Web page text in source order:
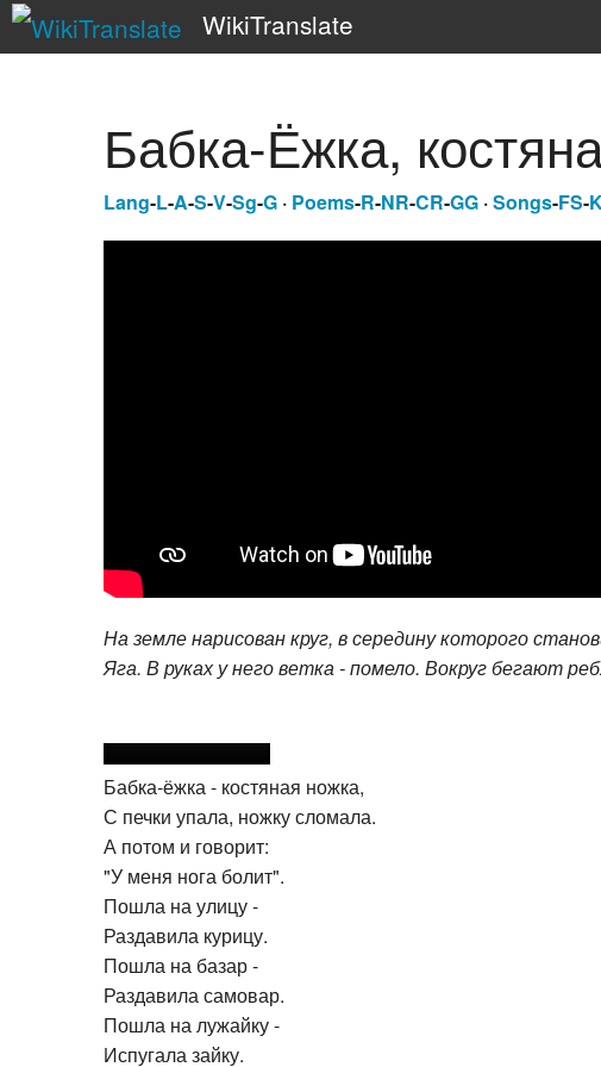
WikiTranslate
Бабка-Ёжка,
Lang-L-A-S-V-Sg-G · Poems-R-NR-CR-GG ·Songs-FS-
На земле нарисован круг, в середину которого
Яга. В руках у него ветка - помело. Вокруг бегают
Бабка-ёжка - костяная ножка,
С печки упала, ножку сломала.
А потом и говорит:
"У меня нога болит".
Пошла на улицу -
Раздавила курицу.
Пошла на базар -
Раздавила самовар.
Пошла на лужайку -
Испугала зайку.